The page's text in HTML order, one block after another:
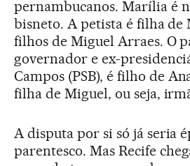
pernambucanos. Marília é
bisneto. A petista é filha de
filhos de Miguel Arraes. O
governador e ex-
Campos (PSB), é filho de
filha de Miguel, ou seja,
A disputa por si só já seria
parentesco. Mas Recife